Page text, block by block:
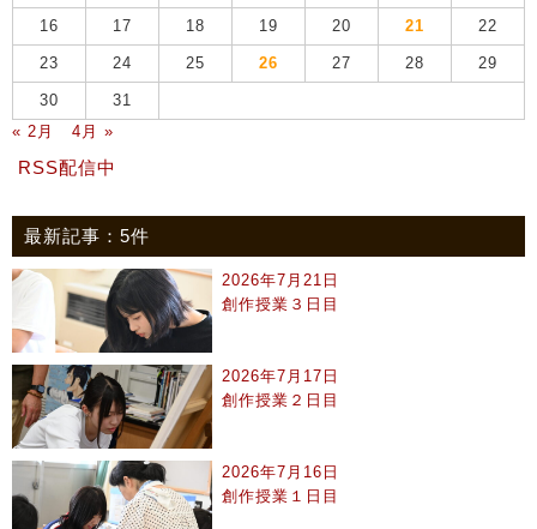
16 17 18 19 20 21 22
23 24 25 26 27 28 29
30
31
« 2月
4月 »
RSS配信中
最新記事：5件
2026年7月21日
創作授業３日目
2026年7月17日
創作授業２日目
2026年7月16日
創作授業１日目